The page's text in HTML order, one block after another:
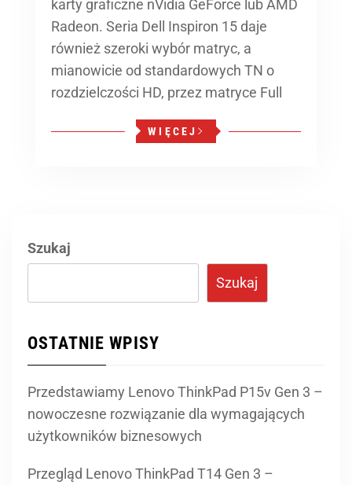
karty graficzne nVidia GeForce lub AMD
Radeon. Seria Dell Inspiron 15 daje
również szeroki wybór matryc, a
mianowicie od standardowych TN o
rozdzielczości HD, przez matryce Full
WIĘCEJ
Szukaj
Szukaj
OSTATNIE WPISY
Przedstawiamy Lenovo ThinkPad P15v Gen 3 –
nowoczesne rozwiązanie dla wymagających
użytkowników biznesowych
Przegląd Lenovo ThinkPad T14 Gen 3 –